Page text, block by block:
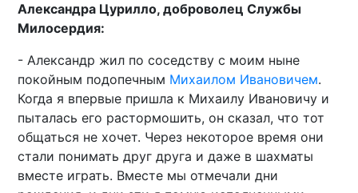
Александра Цурилло, доброволец Службы
Милосердия:
- Александр жил по соседству с моим ныне
покойным подопечным Михаилом Ивановичем.
Когда я впервые пришла к Михаилу Ивановичу и
пыталась его растормошить, он сказал, что тот
общаться не хочет. Через некоторое время они
стали понимать друг друга и даже в шахматы
вместе играть. Вместе мы отмечали дни